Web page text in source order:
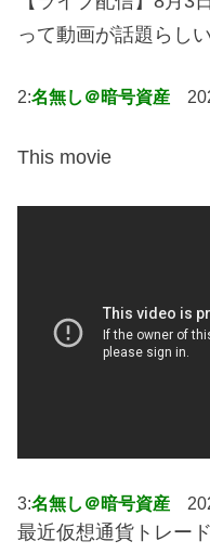
って動画が話題らし
2:名無し＠暗号資産
This movie
3:名無し＠暗号資産
最近仮想通貨トレー